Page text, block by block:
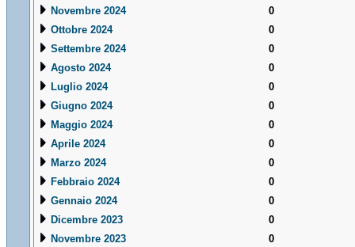
Novembre 2024
0
Ottobre 2024
0
Settembre 2024
0
Agosto 2024
0
Luglio 2024
0
Giugno 2024
0
Maggio 2024
0
Aprile 2024
0
Marzo 2024
0
Febbraio 2024
0
Gennaio 2024
0
Dicembre 2023
0
Novembre 2023
0